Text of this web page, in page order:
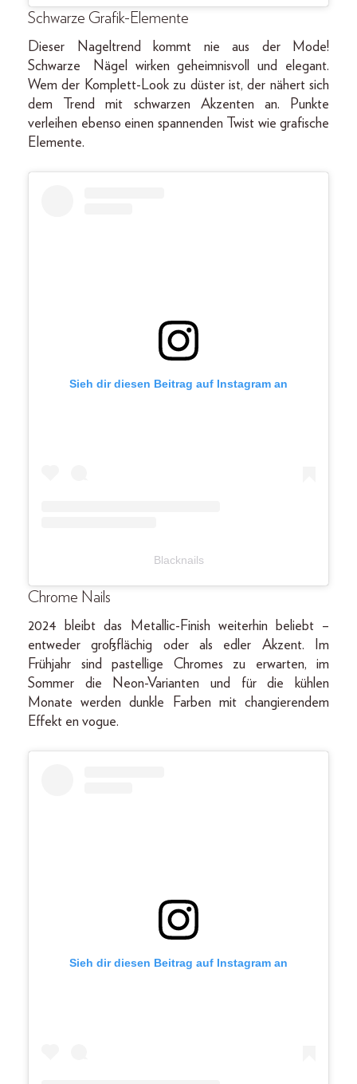
Schwarze Grafik-Elemente
Dieser Nageltrend kommt nie aus der Mode!
Schwarze
Nägel wirken geheimnisvoll und elegant.
Wem der Komplett-Look zu düster ist, der nähert sich
dem Trend mit schwarzen Akzenten an. Punkte
verleihen ebenso einen spannenden Twist wie grafische
Elemente.
Sieh dir diesen Beitrag auf Instagram an
Blacknails
Chrome Nails
2024 bleibt das Metallic-Finish weiterhin beliebt –
entweder großflächig oder als edler Akzent. Im
Frühjahr sind pastellige Chromes zu erwarten, im
Sommer die Neon-Varianten und für die kühlen
Monate werden dunkle Farben mit changierendem
Effekt en vogue.
Sieh dir diesen Beitrag auf Instagram an